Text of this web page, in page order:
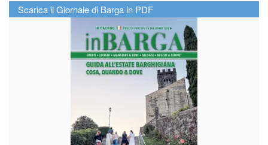
Scarica il Giornale di Barga in PDF